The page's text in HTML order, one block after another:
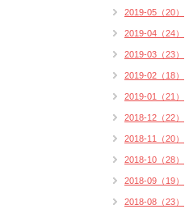
2019-05（20）
2019-04（24）
2019-03（23）
2019-02（18）
2019-01（21）
2018-12（22）
2018-11（20）
2018-10（28）
2018-09（19）
2018-08（23）